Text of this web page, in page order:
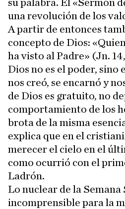
su palabra. El «Sermón
una revolución de los
A partir de entonces
concepto de Dios:
ha visto al Padre» (Jn.
Dios no es el poder, sino
nos creó, se encarnó y
de Dios es gratuito, no
comportamiento de los
brota de la misma
explica que en el
merecer el cielo en el
como ocurrió con el
Ladrón.
Lo nuclear de la Semana
incomprensible para la